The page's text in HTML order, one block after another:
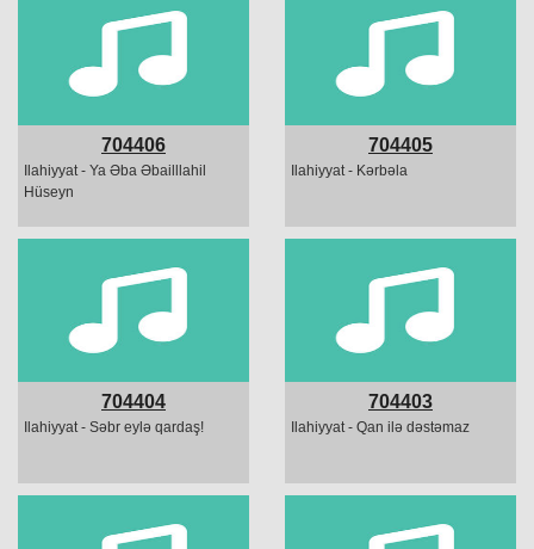
704406
Ilahiyyat - Ya Əba Əbailllahil
Hüseyn
704405
Ilahiyyat - Kərbəla
704404
Ilahiyyat - Səbr eylə qardaş!
704403
Ilahiyyat - Qan ilə dəstəmaz